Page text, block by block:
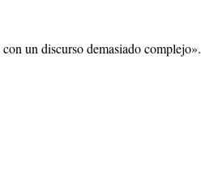
un discurso demasiado complejo».